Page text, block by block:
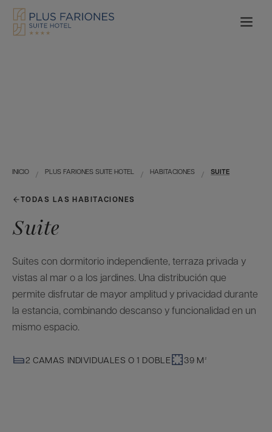
INICIO PLUS FARIONES SUITE HOTEL HABITACIONES SUITE
TODAS LAS HABITACIONES
Suite
Suites con dormitorio independiente, terraza privada y
vistas al mar o a los jardines. Una distribución que
permite disfrutar de mayor amplitud y privacidad durante
la estancia, combinando descanso y funcionalidad en un
mismo espacio.
2 CAMAS INDIVIDUALES O 1 DOBLE 39 M²